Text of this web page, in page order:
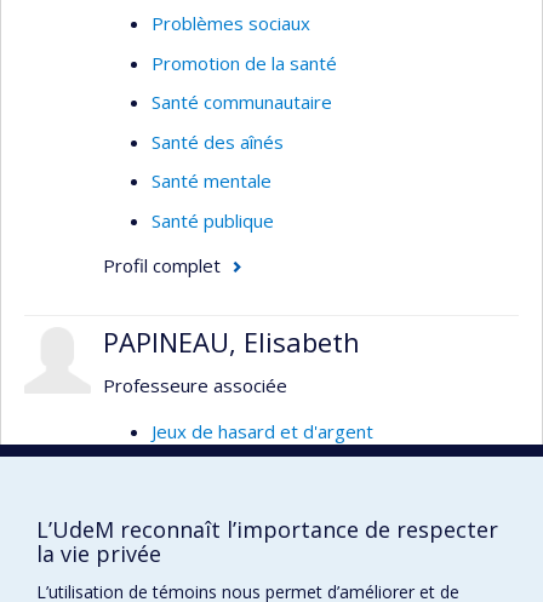
Problèmes sociaux
Promotion de la santé
Santé communautaire
Santé des aînés
Santé mentale
Santé publique
Profil complet
PAPINEAU, Elisabeth
Professeure associée
Jeux de hasard et d'argent
Politiques publiques
Inégalités sociales
L’UdeM reconnaît l’importance de respecter
la vie privée
L’utilisation de témoins nous permet d’améliorer et de